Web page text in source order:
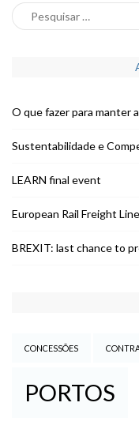
O que fazer para manter
Sustentabilidade e
LEARN final event
European Rail Freight
BREXIT: last chance to
CONCESSÕES
PORTOS